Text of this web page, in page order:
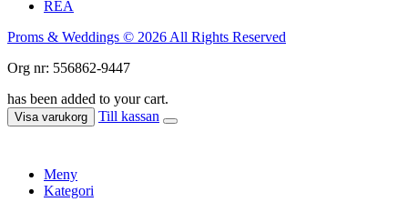
REA
Proms & Weddings © 2026 All Rights Reserved
Org nr: 556862-9447
has been added to your cart.
Visa varukorg Till kassan
Meny
Kategori